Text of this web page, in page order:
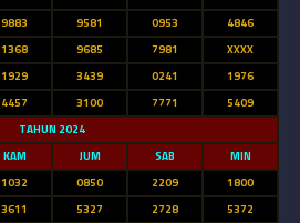
9883 9581 0953
4846
1368 9685 7981
XXXX
1929 3439 0241
1976
4457 3100 7771
5409
TAHUN 2024
KAM JUM SAB
MIN
1032 0850 2209
1800
3611 5327 2728
5372